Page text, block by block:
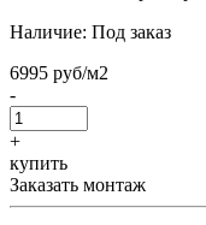
Наличие: Под заказ
6995 руб/м2
-
+
купить
Заказать монтаж